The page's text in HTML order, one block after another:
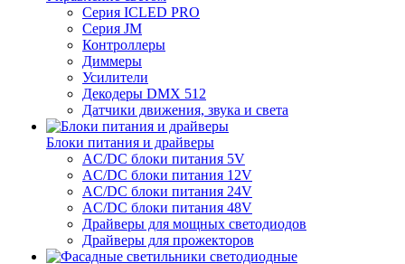
Серия ICLED PRO
Серия JM
Контроллеры
Диммеры
Усилители
Декодеры DMX 512
Датчики движения, звука и света
Блоки питания и драйверы
AC/DC блоки питания 5V
AC/DC блоки питания 12V
AC/DC блоки питания 24V
AC/DC блоки питания 48V
Драйверы для мощных светодиодов
Драйверы для прожекторов